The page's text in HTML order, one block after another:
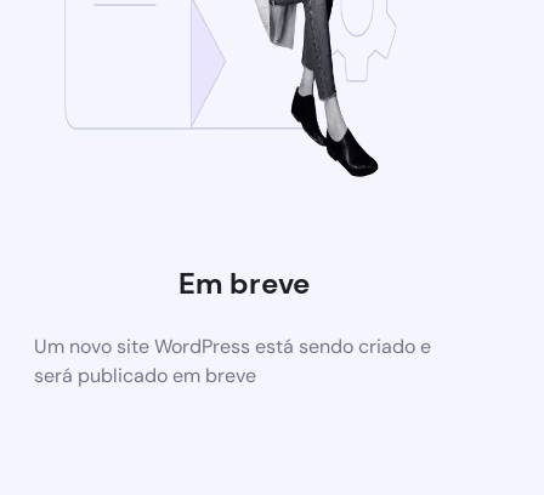
Em breve
Um novo site WordPress está sendo criado e
será publicado em breve